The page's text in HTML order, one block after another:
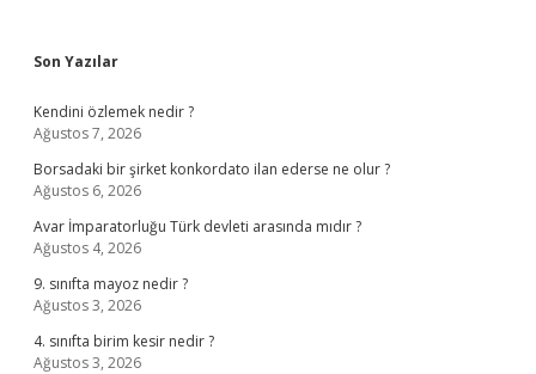
Sidebar
Son Yazılar
Kendini özlemek nedir ?
Ağustos 7, 2026
Borsadaki bir şirket konkordato ilan ederse ne olur ?
Ağustos 6, 2026
Avar İmparatorluğu Türk devleti arasında mıdır ?
Ağustos 4, 2026
9. sınıfta mayoz nedir ?
Ağustos 3, 2026
4. sınıfta birim kesir nedir ?
Ağustos 3, 2026